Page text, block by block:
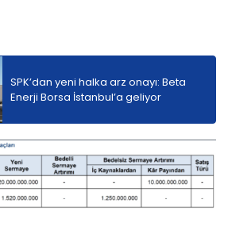
SPK’dan yeni halka arz onayı: Beta
Enerji Borsa İstanbul’a geliyor